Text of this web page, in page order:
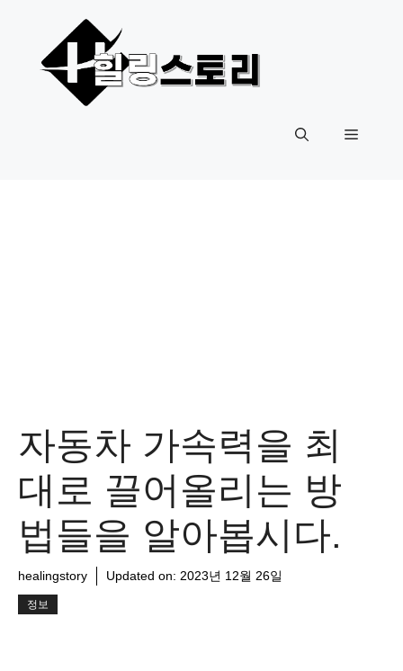
메
자동차 가속력을 최
대로 끌어올리는 방
법들을 알아봅시다.
healingstory Updated on: 2023년 12월 26일
정보